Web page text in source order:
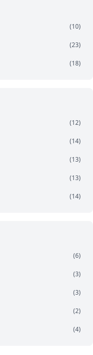
(10)
(23)
(18)
(12)
(14)
(13)
(13)
(14)
(6)
(3)
(3)
(2)
(4)